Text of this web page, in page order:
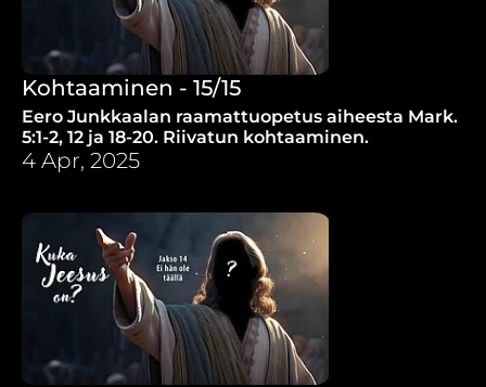
Kohtaaminen - 15/15
Eero Junkkaalan raamattuopetus aiheesta Mark.
5:1-2, 12 ja 18-20. Riivatun kohtaaminen.
4 Apr, 2025